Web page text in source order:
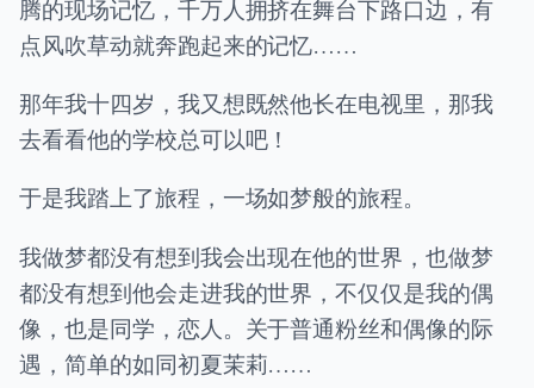
腾的现场记忆，千万人拥挤在舞台下路口边，有
点风吹草动就奔跑起来的记忆……
那年我十四岁，我又想既然他长在电视里，那我
去看看他的学校总可以吧！
于是我踏上了旅程，一场如梦般的旅程。
我做梦都没有想到我会出现在他的世界，也做梦
都没有想到他会走进我的世界，不仅仅是我的偶
像，也是同学，恋人。关于普通粉丝和偶像的际
遇，简单的如同初夏茉莉……